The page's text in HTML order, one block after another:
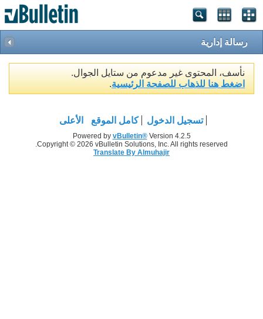
رسالة إدارية
نأسف، المحتوى غير مدعوم من ستايل الجوال.
اضغط هنا للذهاب للصفحة الرئيسية.
تسجيل الدخول كامل الموقع الأعلى
Powered by vBulletin®Version 4.2.5
Copyright © 2026 vBulletin Solutions, Inc. All rights reserved.
Translate By Almuhajir